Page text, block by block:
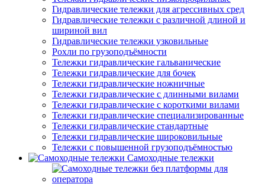
Гидравлические тележки для агрессивных сред
Гидравлические тележки с различной длиной и
шириной вил
Гидравлические тележки узковильные
Рохли по грузоподъёмности
Тележки гидравлические гальванические
Тележки гидравлические для бочек
Тележки гидравлические ножничные
Тележки гидравлические с длинными вилами
Тележки гидравлические с короткими вилами
Тележки гидравлические специализированные
Тележки гидравлические стандартные
Тележки гидравлические широковильные
Тележки с повышенной грузоподъёмностью
Самоходные тележки